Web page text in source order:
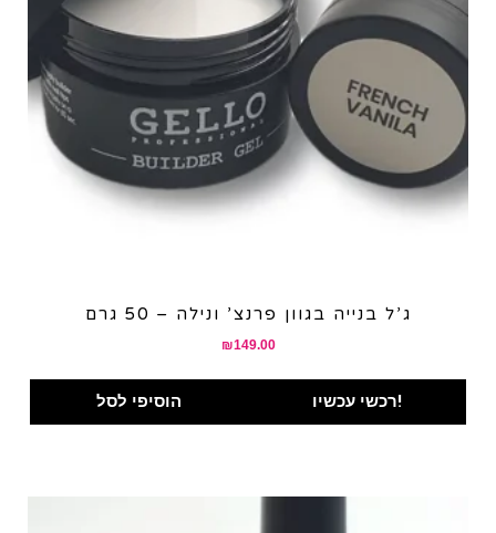
ג’ל בנייה בגוון פרנצ’ ונילה – 50 גרם
₪149.00
הוסיפי לסל רכשי עכשיו!